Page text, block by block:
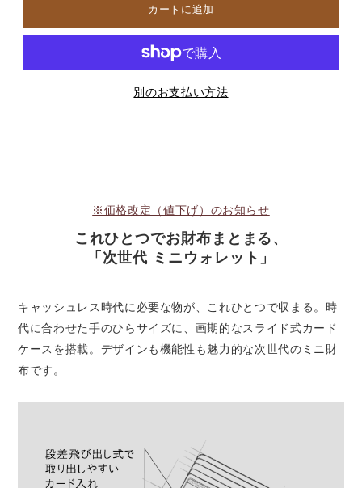
別のお支払い方法
※価格改定（値下げ）のお知らせ
これひとつでお財布まとまる、
「次世代 ミニウォレット」
キャッシュレス時代に必要な物が、これひとつで収まる。時
代に合わせた手のひらサイズに、画期的なスライド式カード
ケースを搭載。デザインも機能性も魅力的な次世代のミニ財
布です。